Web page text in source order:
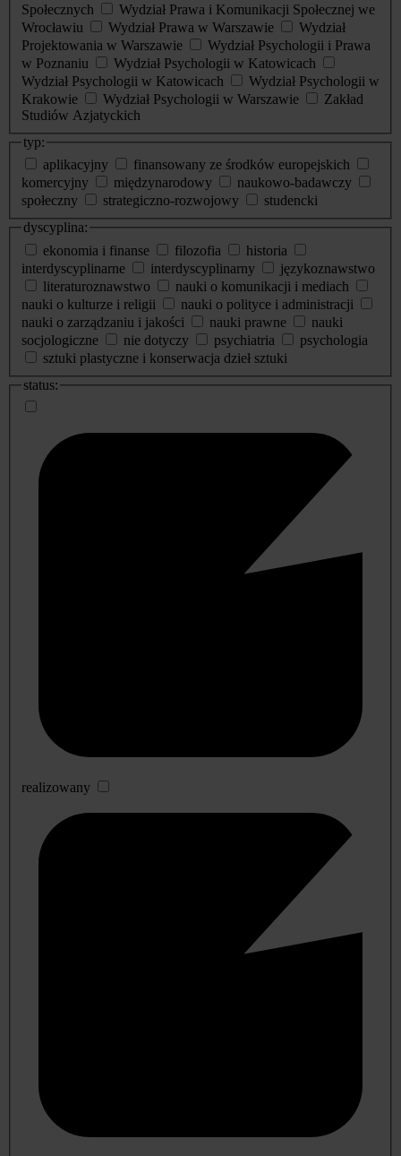
Społecznych
Wydział Prawa i Komunikacji Społecznej we
Wrocławiu
Wydział Prawa w Warszawie
Wydział
Projektowania w Warszawie
Wydział Psychologii i Prawa
w Poznaniu
Wydział Psychologii w Katowicach
Wydział Psychologii w Katowicach
Wydział Psychologii w
Krakowie
Wydział Psychologii w Warszawie
Zakład
Studiów Azjatyckich
typ:
aplikacyjny
finansowany ze środków europejskich
komercyjny
międzynarodowy
naukowo-badawczy
społeczny
strategiczno-rozwojowy
studencki
dyscyplina:
ekonomia i finanse
filozofia
historia
interdyscyplinarne
interdyscyplinarny
językoznawstwo
literaturoznawstwo
nauki o komunikacji i mediach
nauki o kulturze i religii
nauki o polityce i administracji
nauki o zarządzaniu i jakości
nauki prawne
nauki
socjologiczne
nie dotyczy psychiatria
psychologia
sztuki plastyczne i konserwacja dzieł sztuki
status:
realizowany